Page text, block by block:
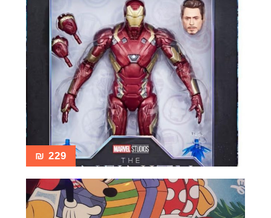
229
₪